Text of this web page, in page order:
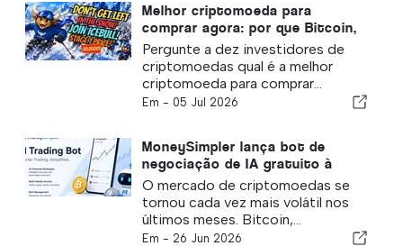
Melhor criptomoeda para
comprar agora: por que Bitcoin,
Ethereum e IceBull estão na
lista de observação de todos os
investidores
Pergunte a dez investidores de
criptomoedas qual é a melhor
criptomoeda para comprar...
Em - 05 Jul 2026
MoneySimpler lança bot de
negociação de IA gratuito à
medida que a volatilidade do
mercado de criptomoedas cria
novas oportunidades de
negociação
O mercado de criptomoedas se
tornou cada vez mais volátil nos
últimos meses. Bitcoin,...
Em - 26 Jun 2026